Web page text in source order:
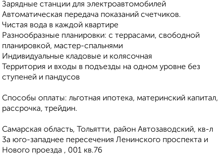
Зарядные станции для электроавтомобилей
Автоматическая передача показаний счетчиков.
Чистая вода в каждой квартире
Разнообразные планировки: с террасами, свободной
планировкой, мастер-спальнями
Индивидуальные кладовые и колясочная
Территория и входы в подъезды на одном уровне без
ступеней и пандусов
Способы оплаты: льготная ипотека, материнский капитал,
рассрочка, трейдин.
Самарская область, Тольятти, район Автозаводский, кв-л
3а юго-западнее пересечения Ленинского проспекта и
Нового проезда , 001 кв.76